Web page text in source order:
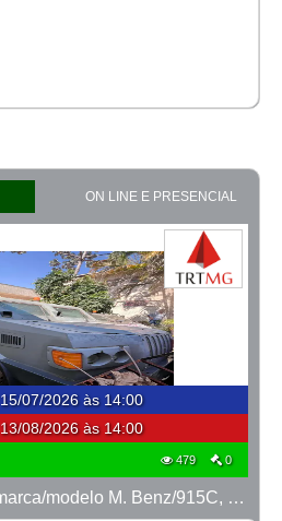
ON LINE E PRESENCIAL
15/07/2026 às 14:00
13/08/2026 às 14:00
479 0
LOTE 07 - APK4668, marca/modelo M. Benz/915C, ano 2007/2008